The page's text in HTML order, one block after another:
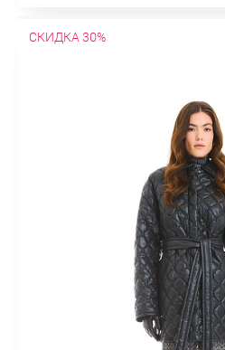
СКИДКА 30%